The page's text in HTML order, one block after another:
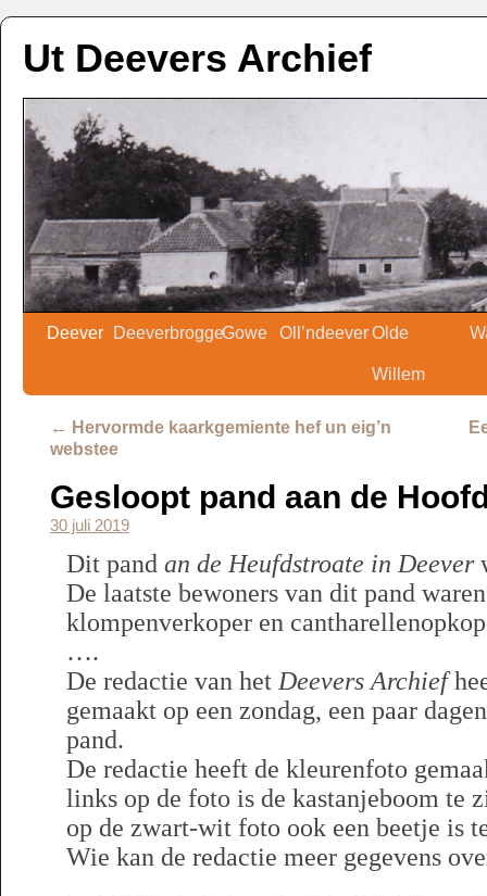
Ut Deevers Archief
Deever DeeverbroggeGowe Oll’ndeeverOlde
Willem
← Hervormde kaarkgemiente hef un eig’n
webstee
Gesloopt pand aan de
30 juli 2019
Dit pand an de Heufdstroate in Deever
De laatste bewoners van dit pand
klompenverkoper en
….
De redactie van het Deevers Archief
gemaakt op een zondag, een paar
pand.
De redactie heeft de kleurenfoto
links op de foto is de kastanjeboom te
op de zwart-wit foto ook een beetje is
Wie kan de redactie meer gegevens